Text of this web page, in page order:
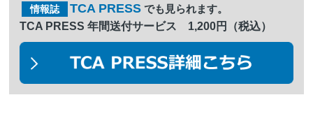
情報誌 TCA PRESS でも見られます。
TCA PRESS 年間送付サービス 1,200円（税込）